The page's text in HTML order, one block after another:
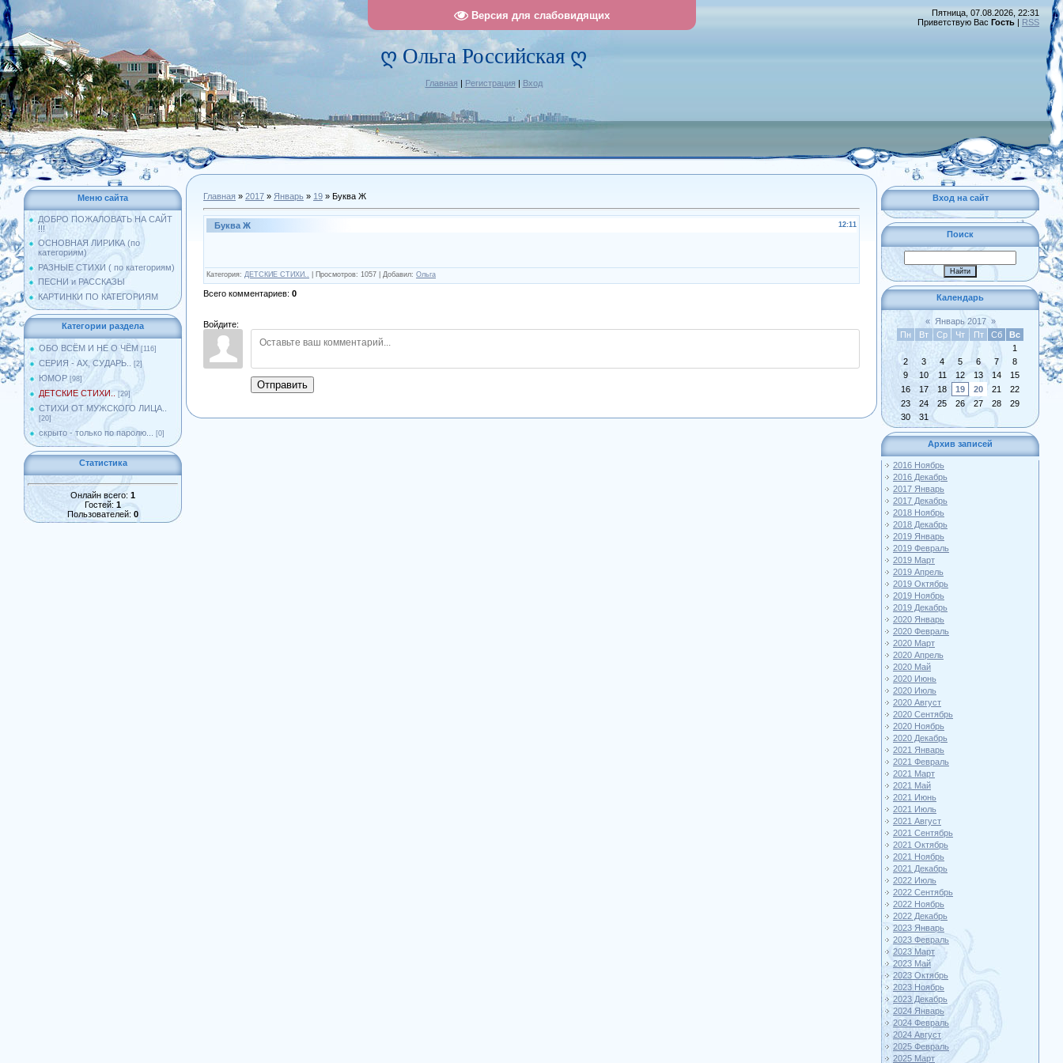
Версия для слабовидящих
ღ Ольга Российская ღ
Главная | Регистрация | Вход
Пятница, 07.08.2026, 22:31
Приветствую Вас Гость | RSS
Меню сайта
ДОБРО ПОЖАЛОВАТЬ НА САЙТ
!!!
ОСНОВНАЯ ЛИРИКА (по
категориям)
РАЗНЫЕ СТИХИ ( по категориям)
ПЕСНИ и РАССКАЗЫ
КАРТИНКИ ПО КАТЕГОРИЯМ
Категории раздела
ОБО ВСЁМ И НЕ О ЧЁМ [116]
СЕРИЯ - АХ, СУДАРЬ.. [2]
ЮМОР [98]
ДЕТСКИЕ СТИХИ.. [29]
СТИХИ ОТ МУЖСКОГО ЛИЦА..
[20]
скрыто - только по паролю... [0]
Статистика
Онлайн всего: 1
Гостей: 1
Пользователей: 0
Главная » 2017 » Январь » 19 » Буква Ж
12:11
Буква Ж
Категория: ДЕТСКИЕ СТИХИ.. Просмотров: 1057 Добавил: Ольга
Всего комментариев: 0
Войдите:
Отправить
Вход на сайт
Поиск
Календарь
« Январь 2017 »
Пн
Вт Ср Чт Пт Сб
Вс
1
2
3 4 5 6 7
8
9
10 11 12 13 14
15
16
17 18 19 20 21
22
23
24 25 26 27 28
29
30
31
Архив записей
2016 Ноябрь
2016 Декабрь
2017 Январь
2017 Декабрь
2018 Ноябрь
2018 Декабрь
2019 Январь
2019 Февраль
2019 Март
2019 Апрель
2019 Октябрь
2019 Ноябрь
2019 Декабрь
2020 Январь
2020 Февраль
2020 Март
2020 Апрель
2020 Май
2020 Июнь
2020 Июль
2020 Август
2020 Сентябрь
2020 Ноябрь
2020 Декабрь
2021 Январь
2021 Февраль
2021 Март
2021 Май
2021 Июнь
2021 Июль
2021 Август
2021 Сентябрь
2021 Октябрь
2021 Ноябрь
2021 Декабрь
2022 Июль
2022 Сентябрь
2022 Ноябрь
2022 Декабрь
2023 Январь
2023 Февраль
2023 Март
2023 Май
2023 Октябрь
2023 Ноябрь
2023 Декабрь
2024 Январь
2024 Февраль
2024 Август
2025 Февраль
2025 Март